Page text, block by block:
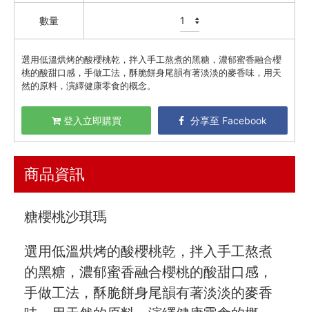
數量
選用低溫烘烤的酸櫻桃乾，拌入手工熬煮的黑糖，濃郁蜜香融合櫻
桃的酸甜口感，手做工法，酥脆餅身尾韻有著淡淡的麥香味，用天
然的原料，演繹健康零食的概念。
登入立即購買 分享至 Facebook
商品資訊
糖櫻桃沙琪瑪
選用低溫烘烤的酸櫻桃乾，拌入手工熬煮
的黑糖，濃郁蜜香融合櫻桃的酸甜口感，
手做工法，酥脆餅身尾韻有著淡淡的麥香